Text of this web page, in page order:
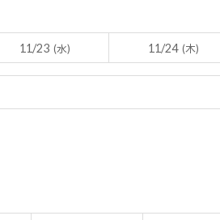
11/23 (水) 11/24 (木)